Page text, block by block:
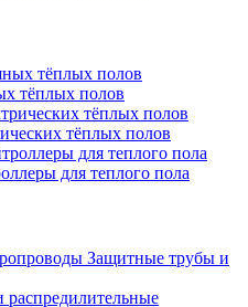
тёплых полов
тёплых полов
для теплого пола
Защитные трубы и